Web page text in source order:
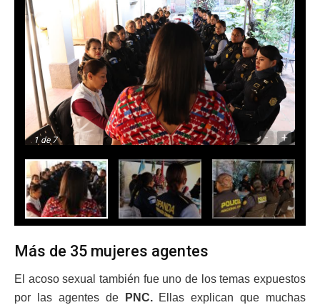
1 de 7 - +
Más de 35 mujeres agentes
El acoso sexual también fue uno de los temas expuestos
por las agentes de
PNC. Ellas explican que muchas